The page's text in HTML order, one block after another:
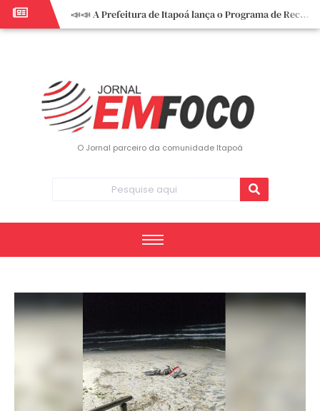
📣📣 A Prefeitura de Itapoá lança o Programa de Recuperação Fiscal (REFIS).
📢 Empreendedor do turismo, esta oportunidade é para você! Itapoá – SC.
O Jornal parceiro da comunidade Itapoá